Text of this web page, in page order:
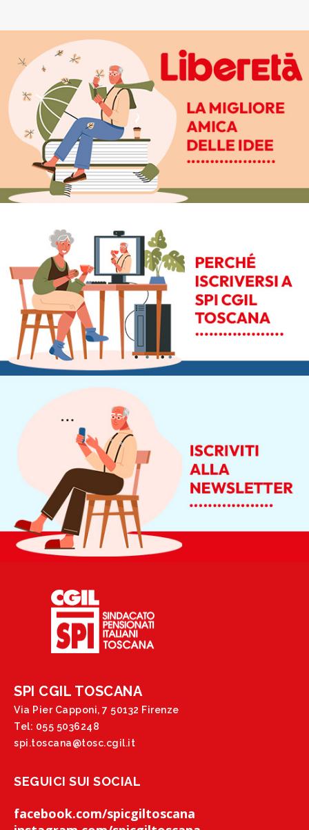
SPI CGIL TOSCANA
Via Pier Capponi, 7 50132 Firenze
Tel: 055 5036248
spi.toscana@tosc.cgil.it
SEGUICI SUI SOCIAL
facebook.com/spicgiltoscana